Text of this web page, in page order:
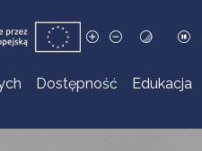
Dostępność Edukacja